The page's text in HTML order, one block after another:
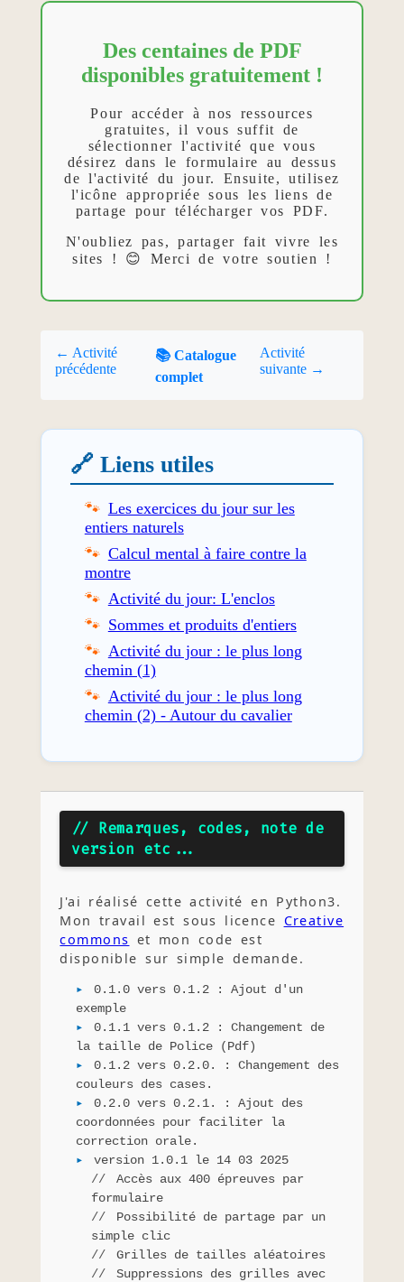
Des centaines de PDF
disponibles gratuitement !
Pour accéder à nos ressources
gratuites, il vous suffit de
sélectionner l'activité que vous
désirez dans le formulaire au dessus
de l'activité du jour. Ensuite, utilisez
l'icône appropriée sous les liens de
partage pour télécharger vos PDF.
N'oubliez pas, partager fait vivre les
sites ! 😊 Merci de votre soutien !
← Activité
précédente
📚 Catalogue
complet
Activité
suivante →
🔗 Liens utiles
Les exercices du jour sur les
entiers naturels
Calcul mental à faire contre la
montre
Activité du jour: L'enclos
Sommes et produits d'entiers
Activité du jour : le plus long
chemin (1)
Activité du jour : le plus long
chemin (2) - Autour du cavalier
// Remarques, codes, note de
version etc...
J'ai réalisé cette activité en Python3.
Mon travail est sous licence Creative
commons et mon code est
disponible sur simple demande.
0.1.0 vers 0.1.2 : Ajout d'un
exemple
0.1.1 vers 0.1.2 : Changement de
la taille de Police (Pdf)
0.1.2 vers 0.2.0. : Changement des
couleurs des cases.
0.2.0 vers 0.2.1. : Ajout des
coordonnées pour faciliter la
correction orale.
version 1.0.1 le 14 03 2025
Accès aux 400 épreuves par
formulaire
Possibilité de partage par un
simple clic
Grilles de tailles aléatoires
Suppressions des grilles avec